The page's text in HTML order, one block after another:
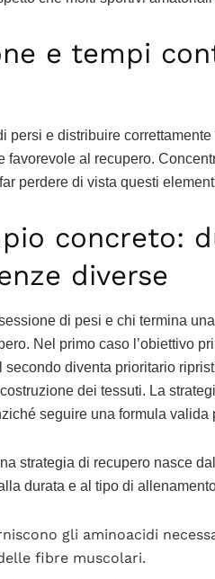
e tempi
persi e distribuire
favorevole al recupero.
perdere di vista questi
concreto:
diverse
di pesi e chi termina
Nel primo caso l’obiettivo
secondo diventa prioritario
dei tessuti. La
seguire una formula valida
strategia di recupero nasce
durata e al tipo di
gli aminoacidi
fibre muscolari.